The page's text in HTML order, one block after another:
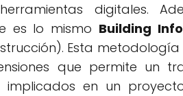
digitales.
es lo mismo Building
Esta
que permite un
en un